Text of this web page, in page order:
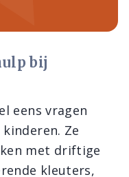
bij
eens vragen
Ze
met driftige
kleuters,